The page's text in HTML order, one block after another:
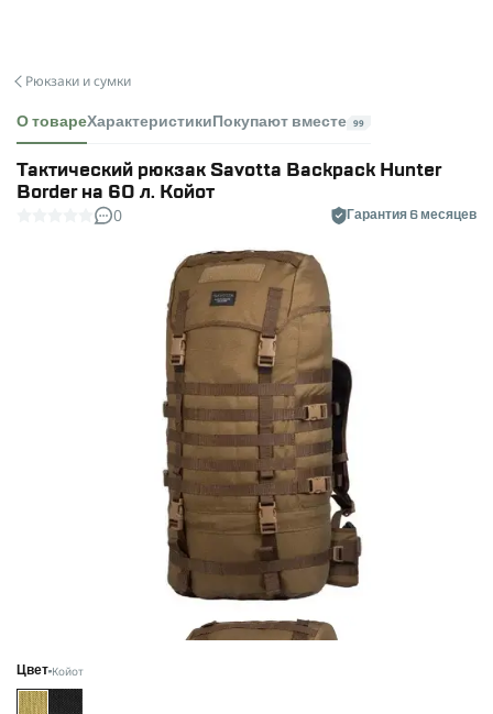
Рюкзаки и сумки
О товареХарактеристики Покупают вместе 99
Тактический рюкзак Savotta Backpack Hunter
Border на 60 л. Койот
0 Гарантия 6 месяцев
Цвет Койот